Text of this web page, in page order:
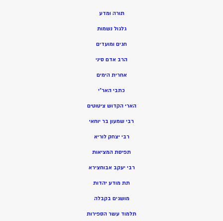
תורה ומדע
גלגול נשמות
חגים ומועדים
הרב אדם סיני
אחרית הימים
כתבי האר”י
הארי הקדוש ציטוטים
רבי שמעון בר יוחאי
רבי יצחק לוריא
תפיסת המציאות
רבי יעקב אבוחצירא
תת מודע יהדות
מושגים בקבלה
תלמוד עשר הספירות